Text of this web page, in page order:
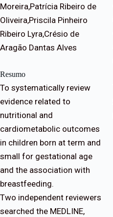
Moreira,Patrícia Ribeiro de
Oliveira,Priscila Pinheiro
Ribeiro Lyra,Crésio de
Aragão Dantas Alves
Resumo
To systematically review
evidence related to
nutritional and
cardiometabolic outcomes
in children born at term and
small for gestational age
and the association with
breastfeeding.
Two independent reviewers
searched the MEDLINE,